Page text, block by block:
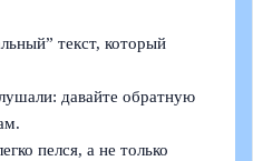
текст, который
давайте обратную
пелся, а не только